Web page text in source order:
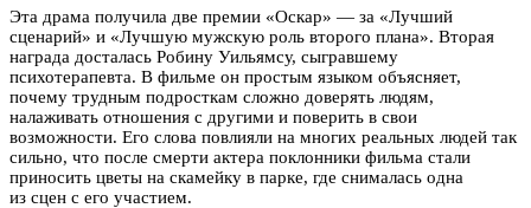
Эта драма получила две премии «Оскар» — за «Лучший
сценарий» и «Лучшую мужскую роль второго плана». Вторая
награда досталась Робину Уильямсу, сыгравшему
психотерапевта. В фильме он простым языком объясняет,
почему трудным подросткам сложно доверять людям,
налаживать отношения с другими и поверить в свои
возможности. Его слова повлияли на многих реальных людей так
сильно, что после смерти актера поклонники фильма стали
приносить цветы на скамейку в парке, где снималась одна
из сцен с его участием.